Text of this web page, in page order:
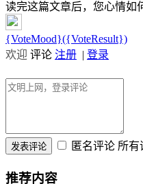
读完这篇文章后，您心情如
{VoteMood}({VoteResult})
欢迎 评论 注册 | 登录
匿名评论 所有
推荐内容